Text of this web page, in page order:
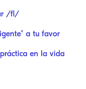
/fl/
a tu favor
en la vida